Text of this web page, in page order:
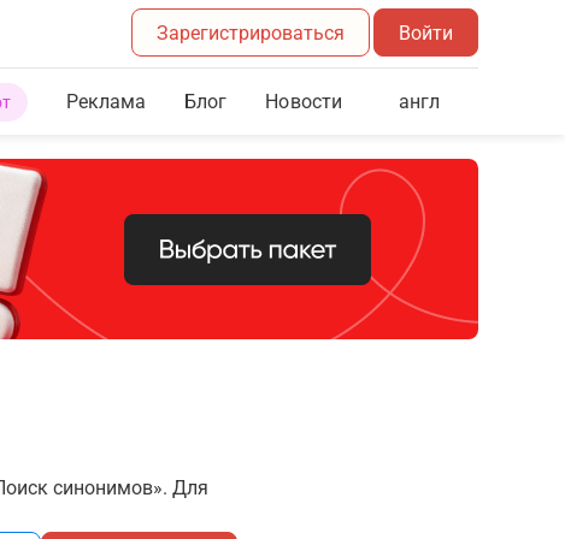
Зарегистрироваться Войти
Реклама Блог Новости англ
синонимов». Для